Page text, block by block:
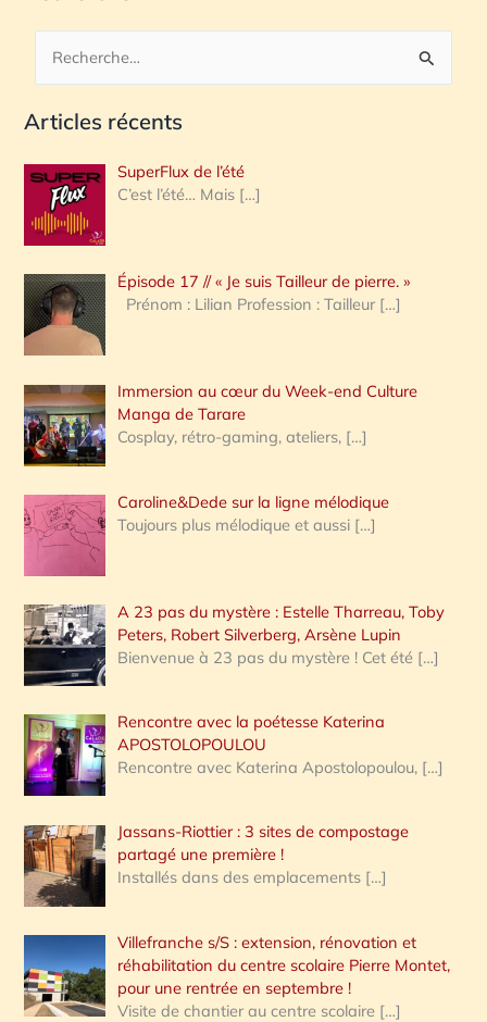
c
e
r
c
h
e
:
Articles récents
SuperFlux de l’été
C’est l’été… Mais […]
Épisode 17 // « Je suis Tailleur de pierre. »
Prénom : Lilian Profession : Tailleur […]
Immersion au cœur du Week-end Culture
Manga de Tarare
Cosplay, rétro-gaming, ateliers, […]
Caroline&Dede sur la ligne mélodique
Toujours plus mélodique et aussi […]
A 23 pas du mystère : Estelle Tharreau, Toby
Peters, Robert Silverberg, Arsène Lupin
Bienvenue à 23 pas du mystère ! Cet été […]
Rencontre avec la poétesse Katerina
APOSTOLOPOULOU
Rencontre avec Katerina Apostolopoulou, […]
Jassans-Riottier : 3 sites de compostage
partagé une première !
Installés dans des emplacements […]
Villefranche s/S : extension, rénovation et
réhabilitation du centre scolaire Pierre Montet,
pour une rentrée en septembre !
Visite de chantier au centre scolaire […]